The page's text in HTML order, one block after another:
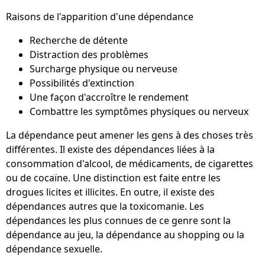
Raisons de l'apparition d'une dépendance
Recherche de détente
Distraction des problèmes
Surcharge physique ou nerveuse
Possibilités d'extinction
Une façon d'accroître le rendement
Combattre les symptômes physiques ou nerveux
La dépendance peut amener les gens à des choses très
différentes. Il existe des dépendances liées à la
consommation d'alcool, de médicaments, de cigarettes
ou de cocaïne. Une distinction est faite entre les
drogues licites et illicites. En outre, il existe des
dépendances autres que la toxicomanie. Les
dépendances les plus connues de ce genre sont la
dépendance au jeu, la dépendance au shopping ou la
dépendance sexuelle.